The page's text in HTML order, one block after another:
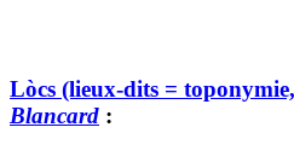
Lòcs (lieux-dits =
Blancard :